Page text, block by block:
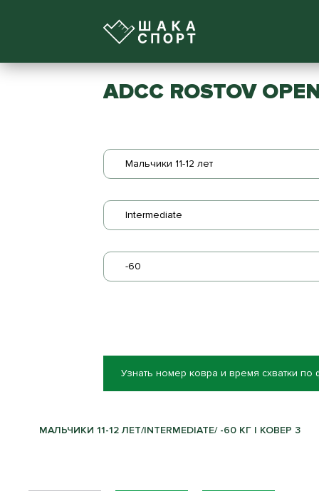
ADCC ROSTOV
Мальчики 11-12 лет
Intermediate
-60
Узнать номер ковра и время схватки по
МАЛЬЧИКИ 11-12 ЛЕТ/INTERMEDIATE/ -60 КГ | КОВЕР 3